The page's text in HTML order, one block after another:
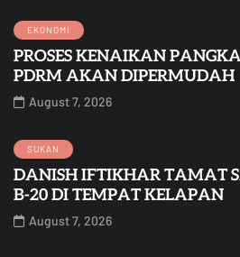
EKONOMI
PROSES KENAIKAN
PDRM AKAN DIPERMUDAH
August 7, 2026
SUKAN
DANISH IFTIKHAR TAMAT
B-20 DI TEMPAT KELAPAN
August 7, 2026